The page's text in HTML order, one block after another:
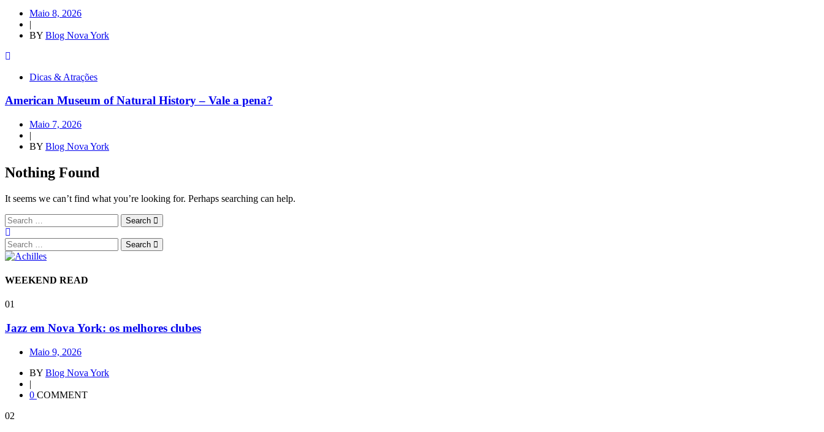
Maio 8, 2026
|
BY Blog Nova York
Dicas & Atrações
American Museum of Natural History – Vale a pena?
Maio 7, 2026
|
BY Blog Nova York
Nothing Found
It seems we can’t find what you’re looking for. Perhaps searching can help.
Search
Search
WEEKEND READ
01
Jazz em Nova York: os melhores clubes
Maio 9, 2026
BY Blog Nova York
|
0 COMMENT
02